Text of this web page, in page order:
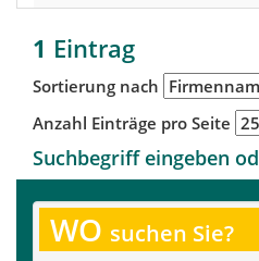
1 Eintrag
Sortierung nach
Anzahl Einträge pro Seite
Suchbegriff eingeben
WO suchen Sie?